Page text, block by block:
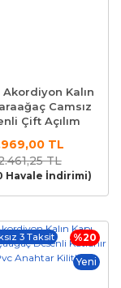
Akordiyon Kalın
Camsız
Çift Açılım
Kilitli
TL
TL
Havale İndirimi)
%20
Yeni
3 Taksit